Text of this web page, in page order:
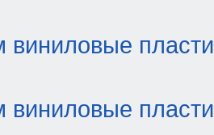
виниловые
виниловые